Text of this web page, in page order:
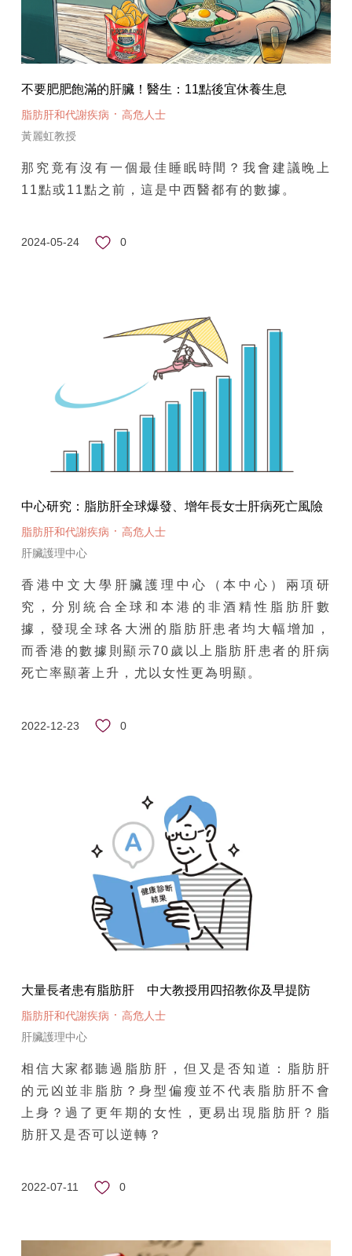
不要肥肥飽滿的肝臟！醫生：11點後宜休養生息
脂肪肝和代謝疾病 · 高危人士
黃麗虹教授
那究竟有沒有一個最佳睡眠時間？我會建議晚上
11點或11點之前，這是中西醫都有的數據。
2024-05-24 0
中心研究：脂肪肝全球爆發、增年長女士肝病死亡風險
脂肪肝和代謝疾病 · 高危人士
肝臟護理中心
香港中文大學肝臟護理中心（本中心）兩項研
究，分別統合全球和本港的非酒精性脂肪肝數
據，發現全球各大洲的脂肪肝患者均大幅增加，
而香港的數據則顯示70歲以上脂肪肝患者的肝病
死亡率顯著上升，尤以女性更為明顯。
2022-12-23 0
大量長者患有脂肪肝 中大教授用四招教你及早提防
脂肪肝和代謝疾病 · 高危人士
肝臟護理中心
相信大家都聽過脂肪肝，但又是否知道：脂肪肝
的元凶並非脂肪？身型偏瘦並不代表脂肪肝不會
上身？過了更年期的女性，更易出現脂肪肝？脂
肪肝又是否可以逆轉？
2022-07-11 0